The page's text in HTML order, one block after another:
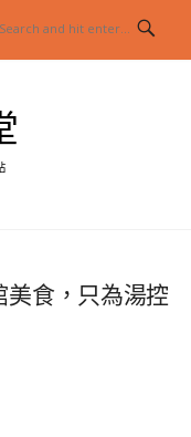
食，只為湯控